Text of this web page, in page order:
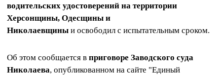
водительских удостоверений на территории
Херсонщины, Одесщины и
Николаевщины и освободил с испытательным сроком.
Об этом сообщается в приговоре Заводского суда
Николаева, опубликованном на сайте "Единый